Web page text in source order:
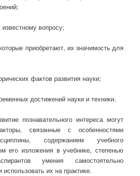
вопросу;
приобретают, их значимость для
фактов развития науки;
достижений науки и техники.
познавательного интереса могут
связанные с особенностями
содержанием учебного
его изложения в учебнике, степенью
умения самостоятельно
использовать их на практике.